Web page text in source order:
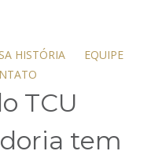
HISTÓRIA
EQUIPE
TCU
tem